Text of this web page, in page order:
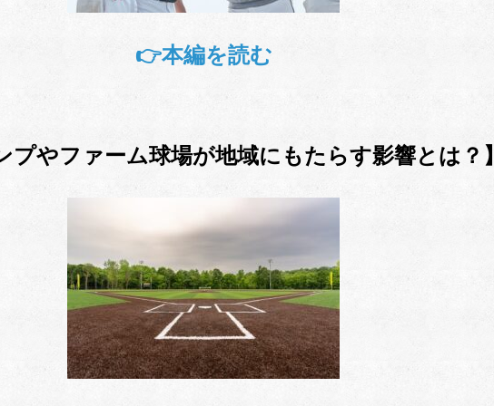
👉本編を読む
プやファーム球場が地域にもたらす影響とは？】